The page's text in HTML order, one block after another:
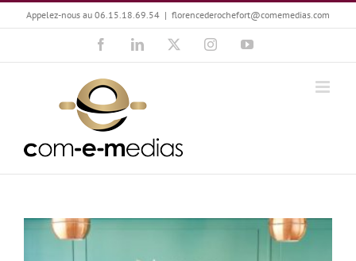
Passer
au
Appelez-nous au 06.15.18.69.54 | florencederochefort@comemedias.com
FacebookLinkedIn InstagramYouTube